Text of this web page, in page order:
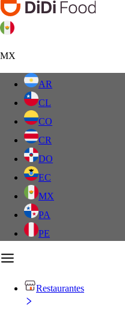
MX
AR
CL
CO
CR
DO
EC
MX
PA
PE
Restaurantes